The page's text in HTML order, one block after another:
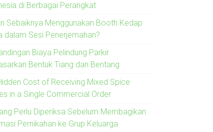
di Berbagai Perangkat
Sebaiknya Menggunakan Booth Kedap
dalam Sesi Penerjemahan?
Biaya Pelindung Parkir
Bentuk Tiang dan Bentang
Cost of Receiving Mixed Spice
in a Single Commercial Order
Perlu Diperiksa Sebelum Membagikan
Pernikahan ke Grup Keluarga